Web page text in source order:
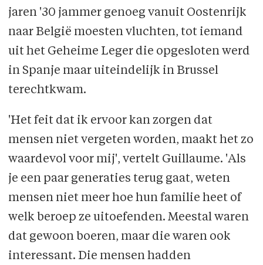
jaren '30 jammer genoeg vanuit Oostenrijk
naar België moesten vluchten, tot iemand
uit het Geheime Leger die opgesloten werd
in Spanje maar uiteindelijk in Brussel
terechtkwam.
'Het feit dat ik ervoor kan zorgen dat
mensen niet vergeten worden, maakt het zo
waardevol voor mij', vertelt Guillaume. 'Als
je een paar generaties terug gaat, weten
mensen niet meer hoe hun familie heet of
welk beroep ze uitoefenden. Meestal waren
dat gewoon boeren, maar die waren ook
interessant. Die mensen hadden